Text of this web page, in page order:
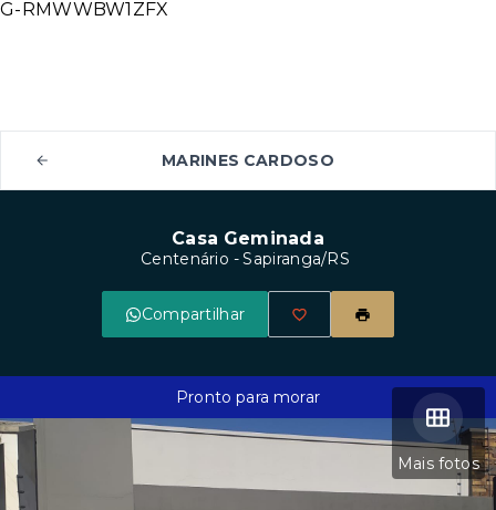
G-RMWWBW1ZFX
MARINES CARDOSO
Casa Geminada
Centenário - Sapiranga/RS
Compartilhar
Mais fotos
Pronto para morar